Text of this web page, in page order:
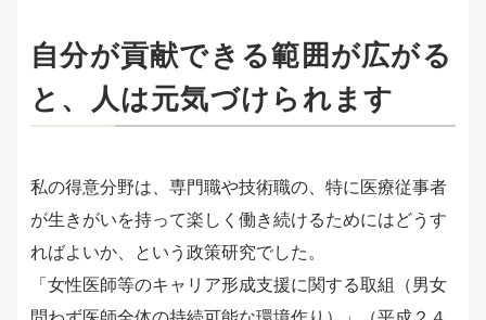
自分が貢献できる範囲が広がる
と、人は元気づけられます
私の得意分野は、専門職や技術職の、特に医療従事者
が生きがいを持って楽しく働き続けるためにはどうす
ればよいか、という政策研究でした。
「女性医師等のキャリア形成支援に関する取組（男女